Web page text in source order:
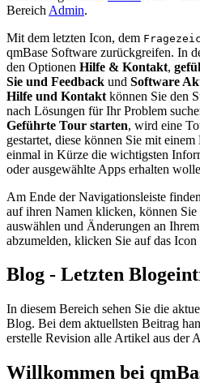
Bereich Admin.
Mit dem letzten Icon, dem
qmBase Software zurückgreifen. In
den Optionen Hilfe & Kontakt,
Sie und Feedback und Software
Hilfe und Kontakt können Sie den
nach Lösungen für Ihr Problem
Geführte Tour starten, wird eine
gestartet, diese können Sie mit
einmal in Kürze die wichtigsten
oder ausgewählte Apps erhalten
Am Ende der Navigationsleiste
auf ihren Namen klicken, können Sie
auswählen und Änderungen an
abzumelden, klicken Sie auf das Icon
Blog - Letzten
In diesem Bereich sehen Sie die
Blog. Bei dem aktuellsten Beitrag
erstelle Revision alle Artikel aus der
Willkommen bei